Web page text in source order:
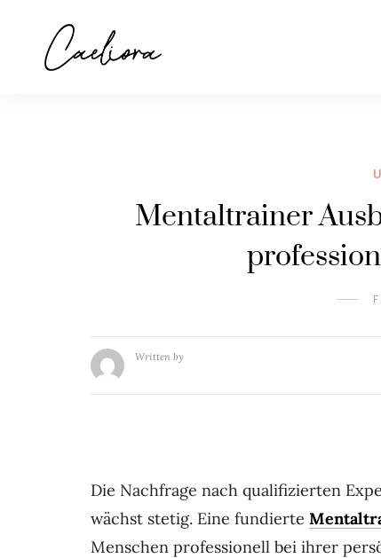
Mentaltrainer
Written by
Die Nachfrage nach qualifizierten
wächst stetig. Eine fundierte
Menschen professionell bei ihrer